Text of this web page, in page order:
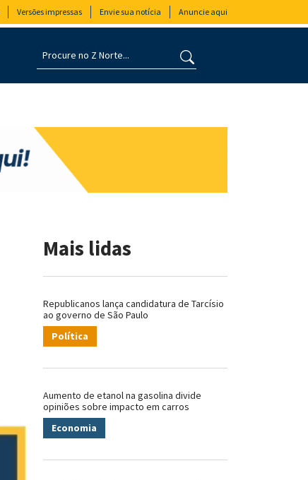
Versões impressas Envie sua notícia Anuncie aqui
Mais lidas
Republicanos lança candidatura de Tarcísio
ao governo de São Paulo
Política
Aumento de etanol na gasolina divide
opiniões sobre impacto em carros
Economia